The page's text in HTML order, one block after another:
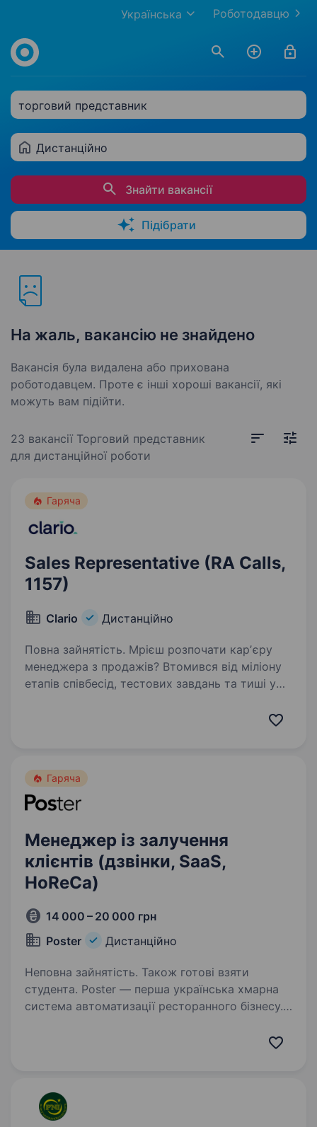
Роботодавцю
Українська
торговий представник
Дистанційно
Знайти вакансії
Підібрати
На жаль, вакансію не знайдено
Вакансія була видалена або прихована
роботодавцем. Проте є інші хороші вакансії, які
можуть вам підійти.
23 вакансії Торговий представник
для дистанційної роботи
Гаряча
Sales Representative (RA Calls,
1157)
Clario Дистанційно
Повна зайнятість. Мрієш розпочати карʼєру
менеджера з продажів? Втомився від міліону
етапів співбесід, тестових завдань та тиші у
Ти забудеш паролі на сайти з пошуку роботи,
Гаряча
Менеджер із залучення
клієнтів (дзвінки, SaaS,
HoReCa)
14 000 – 20 000 грн
Poster
Дистанційно
Неповна зайнятість. Також готові взяти
студента. Poster — перша українська хмарна
система автоматизації ресторанного бізнесу.
динозаврів із серверами в коморах на просте і